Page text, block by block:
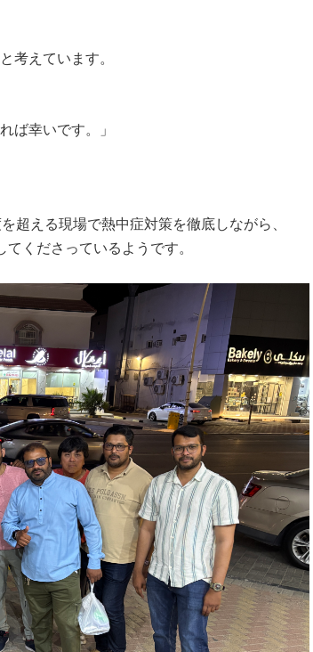
考えています。
ば幸いです。」
超える現場で熱中症対策を徹底しながら、
くださっているようです。